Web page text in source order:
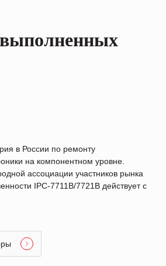
в России по ремонту
на компонентном уровне.
ассоциации участников рынка
IPC-7711B/7721B действует с